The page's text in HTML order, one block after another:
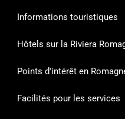
Informations touristiques
Hôtels sur la Riviera
Points d'intérêt en
Facilités pour les services